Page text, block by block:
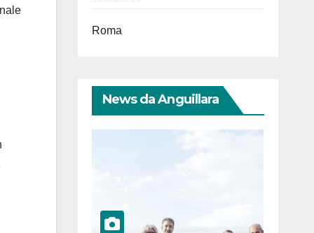
Roma
News da Anguillara